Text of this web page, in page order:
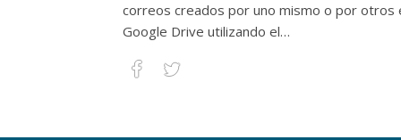
correos creados por uno mismo o por otros
Google Drive utilizando el…